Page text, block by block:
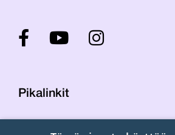
Pikalinkit